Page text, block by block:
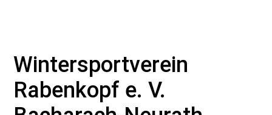
Wintersportverein
Rabenkopf e. V.